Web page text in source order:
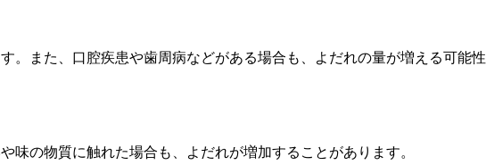
。また、口腔疾患や歯周病などがある場合も、よだれの量が増える可能性
の物質に触れた場合も、よだれが増加することがあります。